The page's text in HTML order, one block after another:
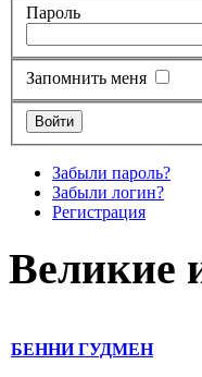
Пароль
Запомнить меня
Забыли пароль?
Забыли логин?
Регистрация
Великие
БЕННИ ГУДМЕН